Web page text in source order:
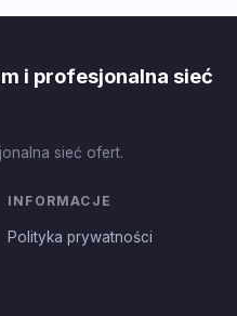
i profesjonalna sieć
sieć ofert.
INFORMACJE
Polityka prywatności